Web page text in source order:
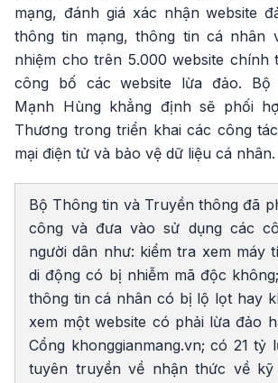
mạng, đánh giá xác nhận website
thông tin mạng, thông tin cá nhân
nhiệm cho trên 5.000 website chính
công bố các website lừa đảo. Bộ
Mạnh Hùng khẳng định sẽ phối
Thương trong triển khai các công
mại điện tử và bảo vệ dữ liệu cá nhân.
Bộ Thông tin và Truyền thông đã
công và đưa vào sử dụng các
người dân như: kiểm tra xem máy
di động có bị nhiễm mã độc
thông tin cá nhân có bị lộ lọt hay
xem một website có phải lừa đảo
Cổng khonggianmang.vn; có 21 tỷ
tuyên truyền về nhận thức về